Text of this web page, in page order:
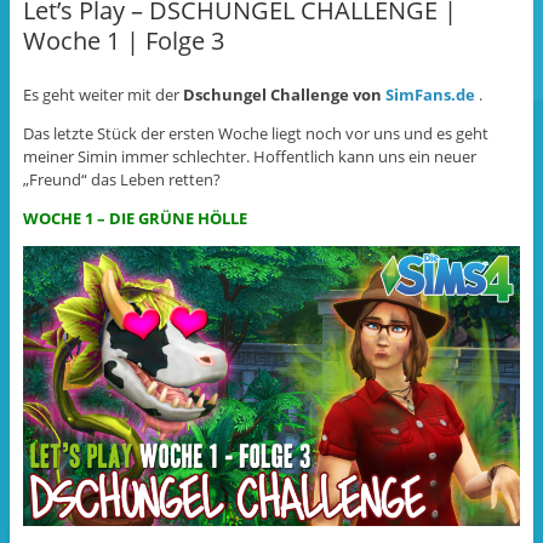
l
e
n
(
r
n
n
e
u
m
F
n
s
t
e
r
g
e
ö
f
f
n
e
t
)
n
(
W
i
n
e
u
e
m
e
n
t
e
r
g
e
ö
f
f
n
e
t
)
l
e
n
(
r
n
n
e
u
m
F
n
s
t
e
r
g
e
ö
f
n
e
t
)
Let’s Play – DSCHUNGEL CHALLENGE |
Woche 1 | Folge 3
Es geht weiter mit derDschungel Challenge von SimFans.de.
Das letzte Stück der ersten Woche liegt noch vor uns und es geht
meiner Simin immer schlechter. Hoffentlich kann uns ein neuer
„Freund“ das Leben retten?
WOCHE 1 – DIE GRÜNE HÖLLE